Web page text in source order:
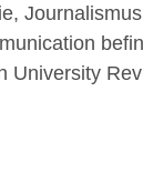
University